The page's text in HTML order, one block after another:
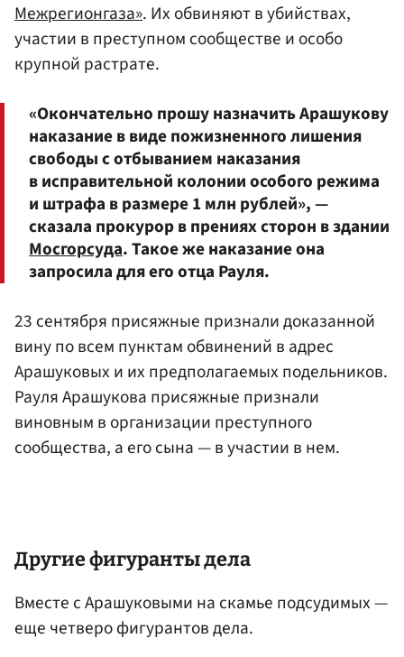
Межрегионгаза». Их обвиняют в убийствах,
участии в преступном сообществе и особо
крупной растрате.
«Окончательно прошу назначить Арашукову
наказание в виде пожизненного лишения
свободы с отбыванием наказания
в исправительной колонии особого режима
и штрафа в размере 1 млн рублей», —
сказала прокурор в прениях сторон в здании
Мосгорсуда. Такое же наказание она
запросила для его отца Рауля.
23 сентября присяжные признали доказанной
вину по всем пунктам обвинений в адрес
Арашуковых и их предполагаемых подельников.
Рауля Арашукова присяжные признали
виновным в организации преступного
сообщества, а его сына — в участии в нем.
Другие фигуранты дела
Вместе с Арашуковыми на скамье подсудимых —
еще четверо фигурантов дела.